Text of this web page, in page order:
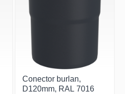
Conector burlan,
D120mm, RAL 7016